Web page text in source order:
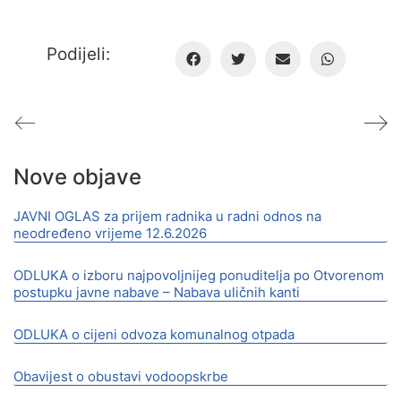
Nove objave
JAVNI OGLAS za prijem radnika u radni odnos na
neodređeno vrijeme 12.6.2026
ODLUKA o izboru najpovoljnijeg ponuditelja po Otvorenom
postupku javne nabave – Nabava uličnih kanti
ODLUKA o cijeni odvoza komunalnog otpada
Obavijest o obustavi vodoopskrbe
Podijeli: